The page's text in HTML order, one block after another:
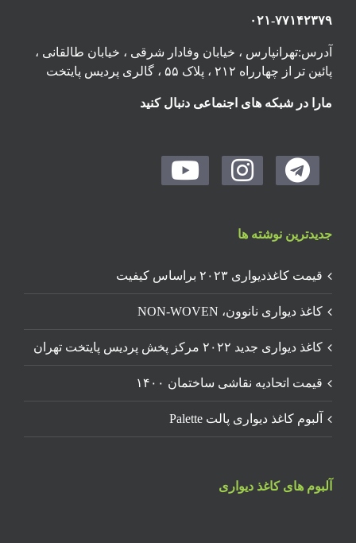
۰۲۱-۷۷۱۴۲۳۷۹
آدرس:تهرانپارس ، خیابان وفادار شرقی ، خیابان طالقانی ،
پائین تر از چهارراه ۲۱۲ ، پلاک ۵۵ ، گالری پردیس پایتخت
مارا در شبکه های اجنماعی دنبال کنید
جدیدترین نوشته ها
قیمت کاغذدیواری ۲۰۲۳ براساس کیفیت
کاغذ دیواری نانوون، NON-WOVEN
کاغذ دیواری جدید ۲۰۲۲ مرکز پخش پردیس پایتخت تهران
قیمت اتحادیه نقاشی ساختمان ۱۴۰۰
آلبوم کاغذ دیواری پالت Palette
آلبوم های کاغذ دیواری